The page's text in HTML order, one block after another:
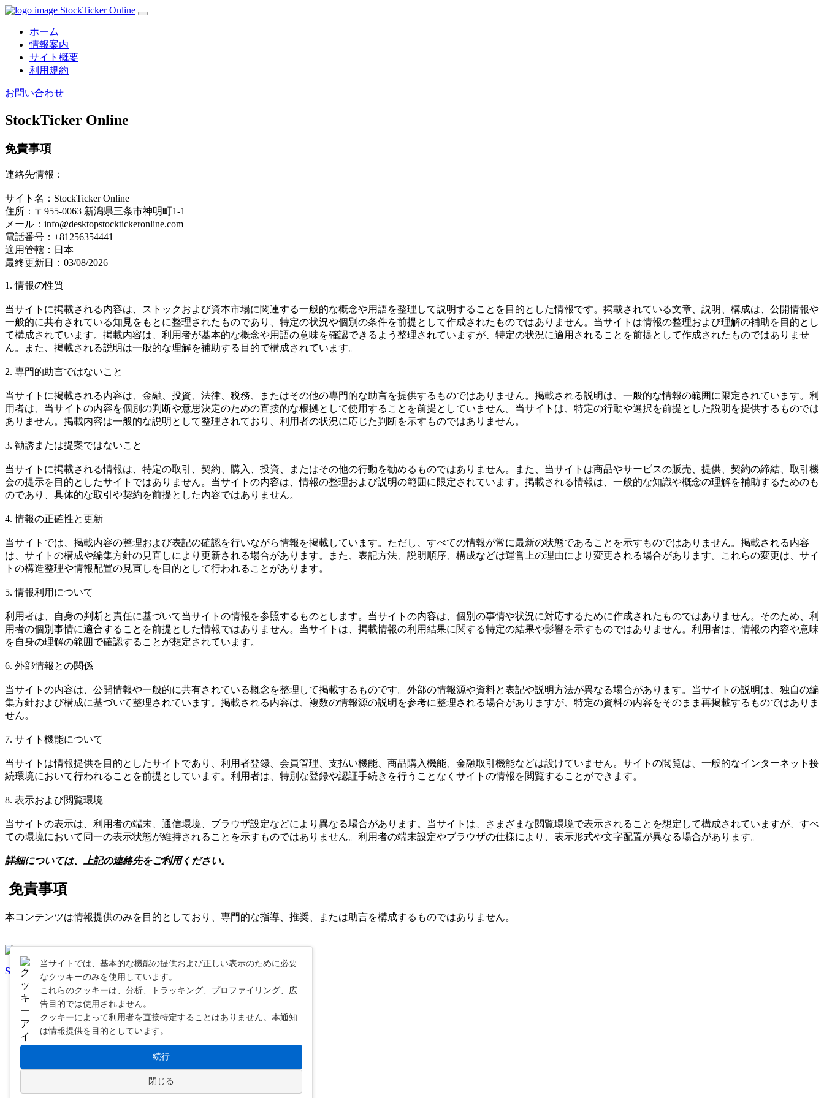
StockTicker Online
ホーム
情報案内
サイト概要
利用規約
お問い合わせ
StockTicker Online
免責事項
連絡先情報：
サイト名：StockTicker Online
住所：〒955-0063 新潟県三条市神明町1-1
メール：info@desktopstocktickeronline.com
電話番号：+81256354441
適用管轄：日本
最終更新日：03/08/2026
1. 情報の性質
当サイトに掲載される内容は、ストックおよび資本市場に関連する一般的な概念や用語を整理して説明することを目的とした情報です。掲載されている文章、説明、構成は、公開情報や
一般的に共有されている知見をもとに整理されたものであり、特定の状況や個別の条件を前提として作成されたものではありません。当サイトは情報の整理および理解の補助を目的とし
て構成されています。掲載内容は、利用者が基本的な概念や用語の意味を確認できるよう整理されていますが、特定の状況に適用されることを前提として作成されたものではありませ
ん。また、掲載される説明は一般的な理解を補助する目的で構成されています。
2. 専門的助言ではないこと
当サイトに掲載される内容は、金融、投資、法律、税務、またはその他の専門的な助言を提供するものではありません。掲載される説明は、一般的な情報の範囲に限定されています。利
用者は、当サイトの内容を個別の判断や意思決定のための直接的な根拠として使用することを前提としていません。当サイトは、特定の行動や選択を前提とした説明を提供するものでは
ありません。掲載内容は一般的な説明として整理されており、利用者の状況に応じた判断を示すものではありません。
3. 勧誘または提案ではないこと
当サイトに掲載される情報は、特定の取引、契約、購入、投資、またはその他の行動を勧めるものではありません。また、当サイトは商品やサービスの販売、提供、契約の締結、取引機
会の提示を目的としたサイトではありません。当サイトの内容は、情報の整理および説明の範囲に限定されています。掲載される情報は、一般的な知識や概念の理解を補助するためのも
のであり、具体的な取引や契約を前提とした内容ではありません。
4. 情報の正確性と更新
当サイトでは、掲載内容の整理および表記の確認を行いながら情報を掲載しています。ただし、すべての情報が常に最新の状態であることを示すものではありません。掲載される内容
は、サイトの構成や編集方針の見直しにより更新される場合があります。また、表記方法、説明順序、構成などは運営上の理由により変更される場合があります。これらの変更は、サイ
トの構造整理や情報配置の見直しを目的として行われることがあります。
5. 情報利用について
利用者は、自身の判断と責任に基づいて当サイトの情報を参照するものとします。当サイトの内容は、個別の事情や状況に対応するために作成されたものではありません。そのため、利
用者の個別事情に適合することを前提とした情報ではありません。当サイトは、掲載情報の利用結果に関する特定の結果や影響を示すものではありません。利用者は、情報の内容や意味
を自身の理解の範囲で確認することが想定されています。
6. 外部情報との関係
当サイトの内容は、公開情報や一般的に共有されている概念を整理して掲載するものです。外部の情報源や資料と表記や説明方法が異なる場合があります。当サイトの説明は、独自の編
集方針および構成に基づいて整理されています。掲載される内容は、複数の情報源の説明を参考に整理される場合がありますが、特定の資料の内容をそのまま再掲載するものではありま
せん。
7. サイト機能について
当サイトは情報提供を目的としたサイトであり、利用者登録、会員管理、支払い機能、商品購入機能、金融取引機能などは設けていません。サイトの閲覧は、一般的なインターネット接
続環境において行われることを前提としています。利用者は、特別な登録や認証手続きを行うことなくサイトの情報を閲覧することができます。
8. 表示および閲覧環境
当サイトの表示は、利用者の端末、通信環境、ブラウザ設定などにより異なる場合があります。当サイトは、さまざまな閲覧環境で表示されることを想定して構成されていますが、すべ
ての環境において同一の表示状態が維持されることを示すものではありません。利用者の端末設定やブラウザの仕様により、表示形式や文字配置が異なる場合があります。
詳細については、上記の連絡先をご利用ください。
免責事項
本コンテンツは情報提供のみを目的としており、専門的な指導、推奨、または助言を構成するものではありません。
StockTicker Online
ホーム
情報案内
サイト概要
お問い合わせ
免責事項
当サイトでは、基本的な機能の提供および正しい表示のために必要
なクッキーのみを使用しています。
これらのクッキーは、分析、トラッキング、プロファイリング、広
告目的では使用されません。
クッキーによって利用者を直接特定することはありません。本通知
は情報提供を目的としています。
続行
閉じる